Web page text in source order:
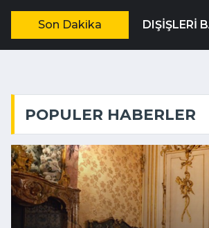
Son Dakika
BAKAN ÇIFTÇI: TÜRKELI’NIN GÖNLÜMÜZDE MÜSTESNA BIR YERI VAR DIŞIŞLERI BAKANLIĞI'NDA SURIYE GÜNDEMLI KURUMLARARASI EŞGÜDÜM TOPLANTISI
POPULER HABERLER